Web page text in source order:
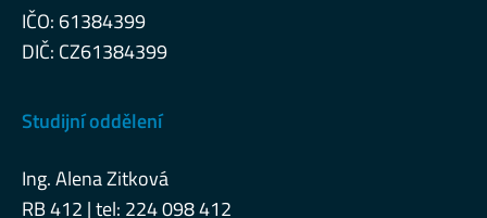
IČO: 61384399
DIČ: CZ61384399
Studijní oddělení
Ing. Alena Zitková
RB 412 | tel: 224 098 412